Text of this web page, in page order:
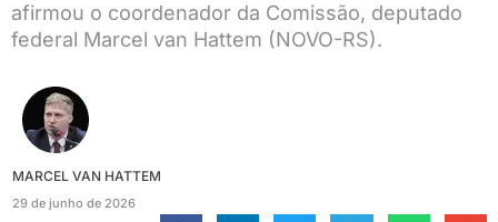
afirmou o coordenador da Comissão, deputado
federal Marcel van Hattem (NOVO-RS).
MARCEL VAN HATTEM
29 de junho de 2026